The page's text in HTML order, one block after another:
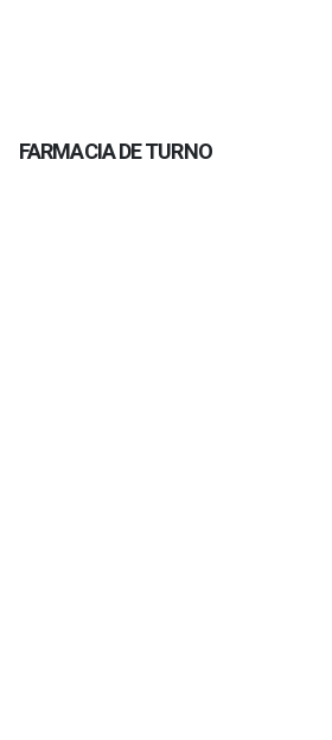
FARMACIA DE TURNO